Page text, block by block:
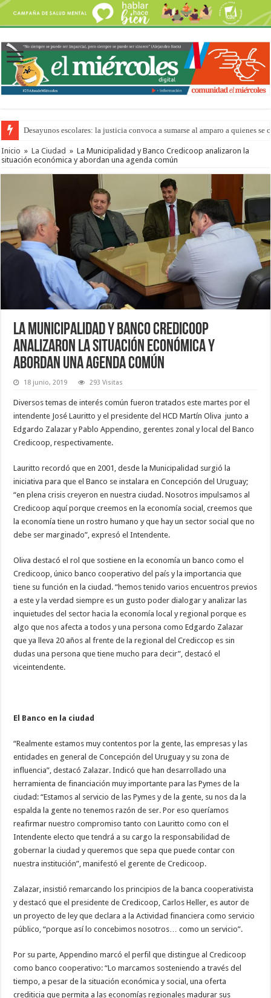
Desayunos escolares: la justicia convoca a sumarse al amparo a quienes se
Inicio » La Ciudad » La Municipalidad y Banco Credicoop analizaron la
situación económica y abordan una agenda común
La Municipalidad y Banco Credicoop
analizaron la situación económica y
abordan una agenda común
18 junio, 2019 293 Visitas
Diversos temas de interés común fueron tratados este martes por el
intendente José Lauritto y el presidente del HCD Martín Oliva junto a
Edgardo Zalazar y Pablo Appendino, gerentes zonal y local del Banco
Credicoop, respectivamente.
Lauritto recordó que en 2001, desde la Municipalidad surgió la
iniciativa para que el Banco se instalara en Concepción del Uruguay;
“en plena crisis creyeron en nuestra ciudad. Nosotros impulsamos al
Credicoop aquí porque creemos en la economía social, creemos que
la economía tiene un rostro humano y que hay un sector social que no
debe ser marginado”, expresó el Intendente.
Oliva destacó el rol que sostiene en la economía un banco como el
Credicoop, único banco cooperativo del país y la importancia que
tiene su función en la ciudad. “hemos tenido varios encuentros previos
a este y la verdad siempre es un gusto poder dialogar y analizar las
inquietudes del sector hacia la economía local y regional porque es
algo que nos afecta a todos y una persona como Edgardo Zalazar
que ya lleva 20 años al frente de la regional del Crediccop es sin
dudas una persona que tiene mucho para decir”, destacó el
viceintendente.
El Banco en la ciudad
“Realmente estamos muy contentos por la gente, las empresas y las
entidades en general de Concepción del Uruguay y su zona de
influencia”, destacó Zalazar. Indicó que han desarrollado una
herramienta de financiación muy importante para las Pymes de la
ciudad: “Estamos al servicio de las Pymes y de la gente, su nos da la
espalda la gente no tenemos razón de ser. Por eso queríamos
reafirmar nuestro compromiso tanto con Lauritto como con el
Intendente electo que tendrá a su cargo la responsabilidad de
gobernar la ciudad y queremos que sepa que puede contar con
nuestra institución”, manifestó el gerente de Credicoop.
Zalazar, insistió remarcando los principios de la banca cooperativista
y destacó que el presidente de Credicoop, Carlos Heller, es autor de
un proyecto de ley que declara a la Actividad financiera como servicio
público, “porque así lo concebimos nosotros… como un servicio”.
Por su parte, Appendino marcó el perfil que distingue al Credicoop
como banco cooperativo: “Lo marcamos sosteniendo a través del
tiempo, a pesar de la situación económica y social, una oferta
crediticia que permita a las economías regionales madurar sus